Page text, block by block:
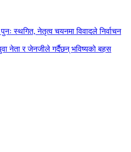
स्थगित, नेतृत्व चयनमा विवादले निर्वाचन
नेता र जेनजीले गर्दैछन् भविष्यको बहस